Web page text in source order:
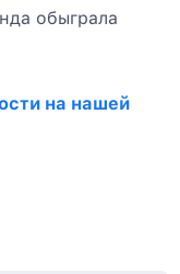
обыграла
на нашей